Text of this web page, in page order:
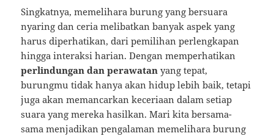
Singkatnya, memelihara burung yang bersuara
nyaring dan ceria melibatkan banyak aspek yang
harus diperhatikan, dari pemilihan perlengkapan
hingga interaksi harian. Dengan memperhatikan
perlindungan dan perawatan yang tepat,
burungmu tidak hanya akan hidup lebih baik, tetapi
juga akan memancarkan keceriaan dalam setiap
suara yang mereka hasilkan. Mari kita bersama-
sama menjadikan pengalaman memelihara burung